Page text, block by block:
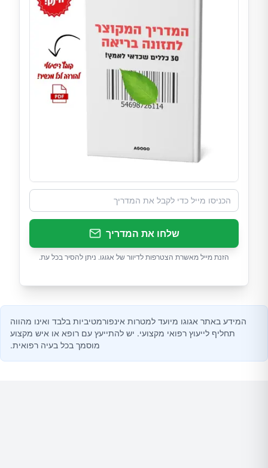
שלחו את המדריך
הזנת מייל מאשרת הצטרפות לדיוור של אגוגו. ניתן להסיר בכל עת.
המידע באתר אגוגו מיועד למטרות אינפורמטיביות בלבד ואינו מהווה
תחליף לייעוץ רפואי מקצועי. יש להתייעץ עם רופא או איש מקצוע
מוסמך בכל בעיה רפואית.